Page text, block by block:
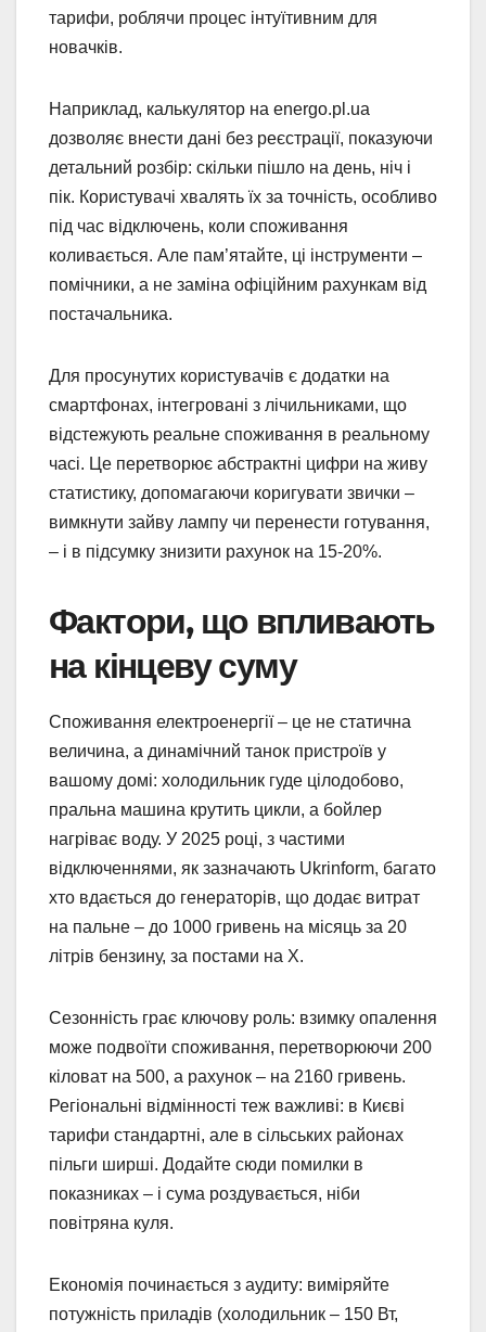
тарифи, роблячи процес інтуїтивним для
новачків.
Наприклад, калькулятор на energo.pl.ua
дозволяє внести дані без реєстрації, показуючи
детальний розбір: скільки пішло на день, ніч і
пік. Користувачі хвалять їх за точність, особливо
під час відключень, коли споживання
коливається. Але пам’ятайте, ці інструменти –
помічники, а не заміна офіційним рахункам від
постачальника.
Для просунутих користувачів є додатки на
смартфонах, інтегровані з лічильниками, що
відстежують реальне споживання в реальному
часі. Це перетворює абстрактні цифри на живу
статистику, допомагаючи коригувати звички –
вимкнути зайву лампу чи перенести готування,
– і в підсумку знизити рахунок на 15-20%.
Фактори, що впливають
на кінцеву суму
Споживання електроенергії – це не статична
величина, а динамічний танок пристроїв у
вашому домі: холодильник гуде цілодобово,
пральна машина крутить цикли, а бойлер
нагріває воду. У 2025 році, з частими
відключеннями, як зазначають Ukrinform, багато
хто вдається до генераторів, що додає витрат
на пальне – до 1000 гривень на місяць за 20
літрів бензину, за постами на X.
Сезонність грає ключову роль: взимку опалення
може подвоїти споживання, перетворюючи 200
кіловат на 500, а рахунок – на 2160 гривень.
Регіональні відмінності теж важливі: в Києві
тарифи стандартні, але в сільських районах
пільги ширші. Додайте сюди помилки в
показниках – і сума роздувається, ніби
повітряна куля.
Економія починається з аудиту: виміряйте
потужність приладів (холодильник – 150 Вт,